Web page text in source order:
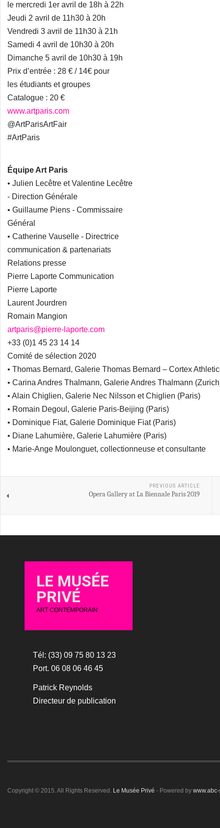
le mercredi 1er avril de 18h à 22h
Jeudi 2 avril de 11h30 à 20h
Vendredi 3 avril de 11h30 à 21h
Samedi 4 avril de 10h30 à 20h
Dimanche 5 avril de 10h30 à 19h
Prix d’entrée : 28 € / 14€ pour
les étudiants et groupes
Catalogue : 20 €
www.artparis.com
@ArtParisArtFair
#ArtParis
Équipe Art Paris
• Julien Lecêtre et Valentine Lecêtre
- Direction Générale
• Guillaume Piens - Commissaire
Général
• Catherine Vauselle - Directrice
communication & partenariats
Relations presse
Pierre Laporte Communication
Pierre Laporte
Laurent Jourdren
Romain Mangion
artparis@pierre-laporte.com
+33 (0)1 45 23 14 14
Comité de sélection 2020
• Thomas Bernard, Galerie Thomas Bernard – Cortex
• Carina Andres Thalmann, Galerie Andres Thalmann
• Alain Chiglien, Galerie Nec Nilsson et Chiglien (Paris)
• Romain Degoul, Galerie Paris-Beijing (Paris)
• Dominique Fiat, Galerie Dominique Fiat (Paris)
• Diane Lahumière, Galerie Lahumière (Paris)
• Marie-Ange Moulonguet, collectionneuse et consultante
PREVIOUS ARTICLE
Opera Gallery at La Biennale Paris 2019
LE MUSÉE
PRIVÉ
ART CONTEMPORAIN
Tél: (33) 09 75 80 13 23
Port. 06 08 06 46 45
Patrick Reynolds
Directeur de publication
Copyright © 2015. All Rights Reserved. Le Musée Privé - Powered by